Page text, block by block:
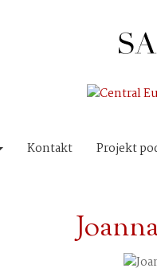
Kontakt Projekt